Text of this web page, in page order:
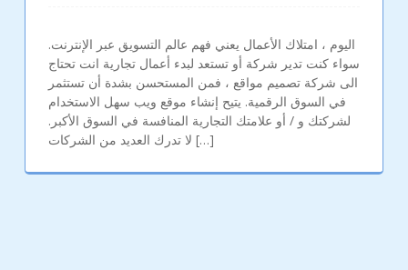
اليوم ، امتلاك الأعمال يعني فهم عالم التسويق عبر الإنترنت.
سواء كنت تدير شركة أو تستعد لبدء أعمال تجارية انت تحتاج
الى شركة تصميم مواقع ، فمن المستحسن بشدة أن تستثمر
في السوق الرقمية. يتيح إنشاء موقع ويب سهل الاستخدام
لشركتك و / أو علامتك التجارية المنافسة في السوق الأكبر.
لا تدرك العديد من الشركات […]